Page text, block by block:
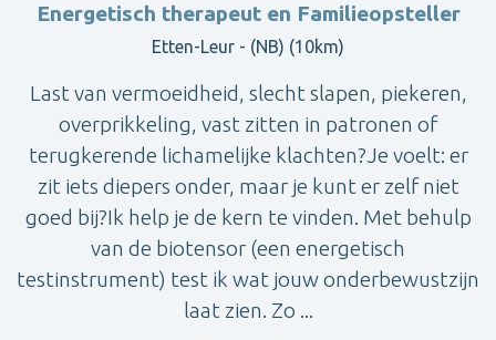
Energetisch therapeut en Familieopsteller
Etten-Leur - (NB) (10km)
Last van vermoeidheid, slecht slapen, piekeren,
overprikkeling, vast zitten in patronen of
terugkerende lichamelijke klachten?Je voelt: er
zit iets diepers onder, maar je kunt er zelf niet
goed bij?Ik help je de kern te vinden. Met behulp
van de biotensor (een energetisch
testinstrument) test ik wat jouw onderbewustzijn
laat zien. Zo ...